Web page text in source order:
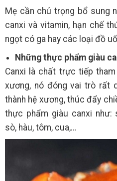
Mẹ cần chú trọng bổ sung
canxi và vitamin, hạn chế
ngọt có ga hay các loại đồ
Những thực phẩm giàu
Canxi là chất trực tiếp
xương, nó đóng vai trò rất
thành hệ xương, thúc đẩy
thực phẩm giàu canxi như:
sò, hàu, tôm, cua,…